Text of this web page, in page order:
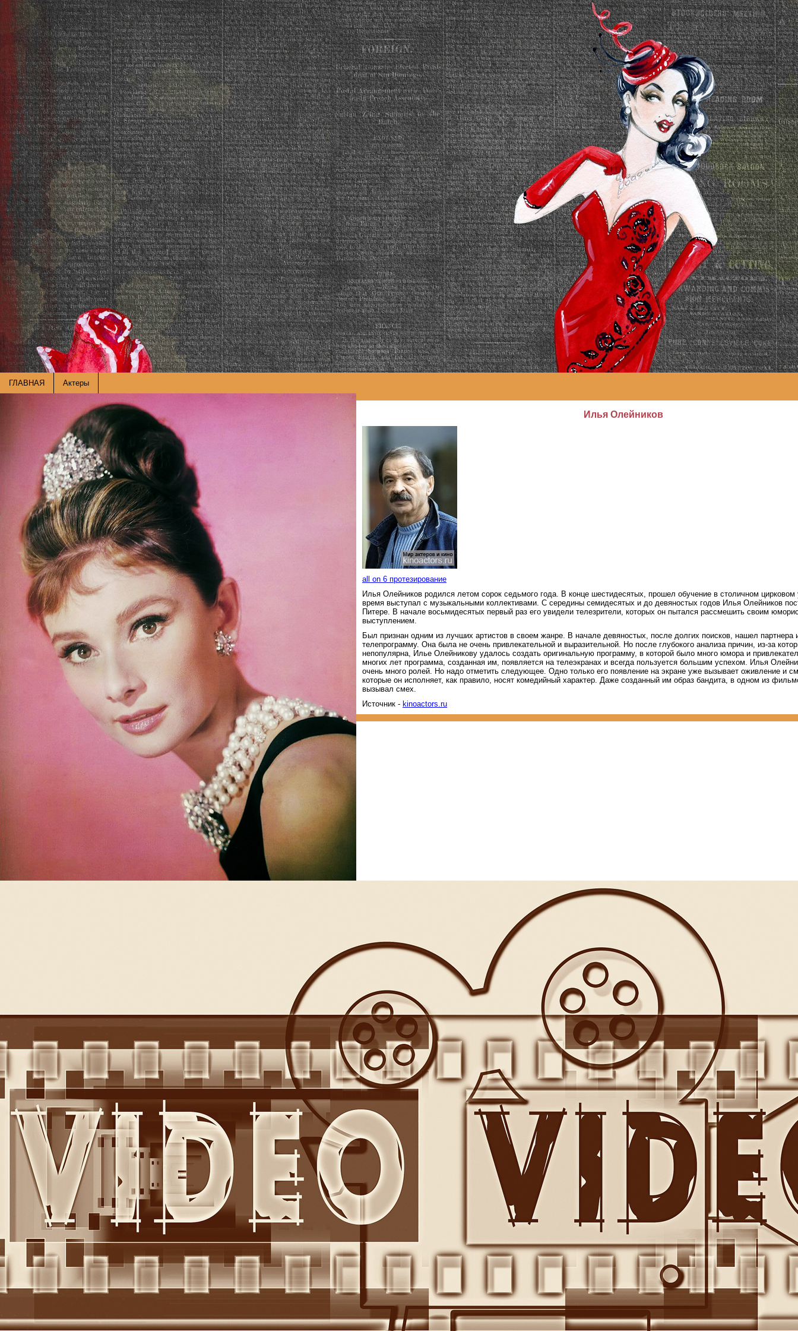
ГЛАВНАЯ Актеры
Илья Олейников
all on 6 протезирование
Илья Олейников родился летом сорок седьмого года. В конце шестидесятых, прошел обучение в столичном
время выступал с музыкальными коллективами. С середины семидесятых и до девяностых годов Илья Олейников
Питере. В начале восьмидесятых первый раз его увидели телезрители, которых он пытался рассмешить своим
выступлением.
Был признан одним из лучших артистов в своем жанре. В начале девяностых, после долгих поисков, нашел партнера
телепрограмму. Она была не очень привлекательной и выразительной. Но после глубокого анализа причин, из-за
непопулярна, Илье Олейникову удалось создать оригинальную программу, в которой было много юмора и
многих лет программа, созданная им, появляется на телеэкранах и всегда пользуется большим успехом. Илья
очень много ролей. Но надо отметить следующее. Одно только его появление на экране уже вызывает оживление и
которые он исполняет, как правило, носят комедийный характер. Даже созданный им образ бандита, в одном из
вызывал смех.
Источник - kinoactors.ru